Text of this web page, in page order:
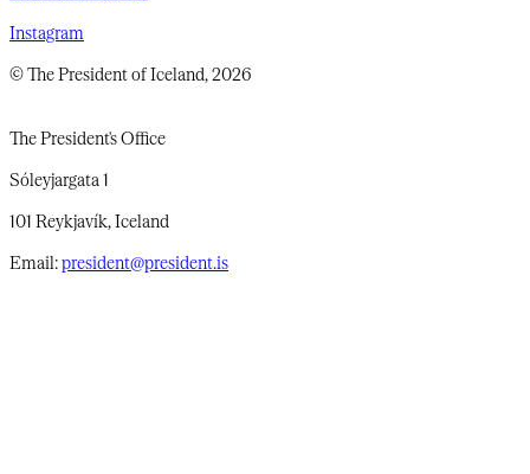
Instagram
© The President of Iceland, 2026
The President's Office
Sóleyjargata 1
101 Reykjavík, Iceland
Email:president@president.is